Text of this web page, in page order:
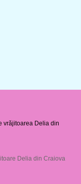
vrăjitoarea Delia din
Delia din Craiova